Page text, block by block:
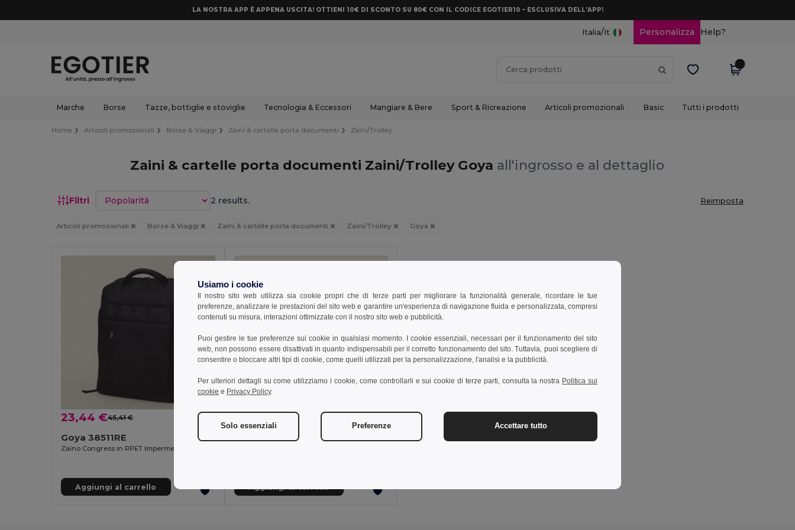
LA NOSTRA APP È APPENA USCITA! OTTIENI 10€ DI SCONTO SU 80€ CON IL CODICE EGOTIER10 – ESCLUSIVA DELL’APP!
Italia/It Personalizza Help?
Marche Borse Tazze, bottiglie e stoviglie Tecnologia & Eccessori Mangiare & Bere Sport & Ricreazione Articoli promozionali Basic Tutti i prodotti
Home Articoli promozionali Borse & Viaggi Zaini & cartelle porta documenti Zaini/Trolley
Zaini & cartelle porta documenti Zaini/Trolley Goya all'ingrosso e al dettaglio
Filtri Ordina per 2 results. Reimposta
Articoli promozionali Borse & Viaggi Zaini & cartelle porta documenti Zaini/Trolley Goya
23,44 €45,41 € -48%
Goya 38511RE
Aggiungi al carrello
22,65 € 54,02 €
Goya 50693
Usiamo i cookie
Il nostro sito web utilizza sia cookie propri che di terze parti per migliorare la funzionalità generale, ricordare le tue
preferenze, analizzare le prestazioni del sito web e garantire un'esperienza di navigazione fluida e personalizzata, compresi
contenuti su misura, interazioni ottimizzate con il nostro sito web e pubblicità.
Puoi gestire le tue preferenze sui cookie in qualsiasi momento. I cookie essenziali, necessari per il funzionamento del sito
web, non possono essere disattivati in quanto indispensabili per il corretto funzionamento del sito. Tuttavia, puoi scegliere di
consentire o bloccare altri tipi di cookie, come quelli utilizzati per la personalizzazione, l'analisi e la pubblicità.
Per ulteriori dettagli su come utilizziamo i cookie, come controllarli e sui cookie di terze parti, consulta la nostra Politica sui
cookie e Privacy Policy.
Solo essenziali Preferenze Accettare tutto